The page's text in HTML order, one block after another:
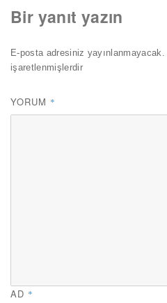
Bir yanıt yazın
E-posta adresiniz yayınlanmayacak.
işaretlenmişlerdir
YORUM *
AD *